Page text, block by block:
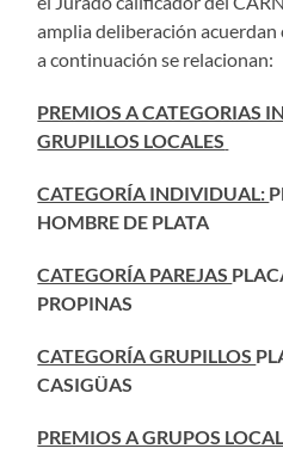
amplia deliberación
a continuación se relacionan:
PREMIOS A CATEGORIAS
GRUPILLOS LOCALES
CATEGORÍA INDIVIDUAL:
HOMBRE DE PLATA
CATEGORÍA PAREJAS
PROPINAS
CATEGORÍA GRUPILLOS
CASIGÜAS
PREMIOS A GRUPOS